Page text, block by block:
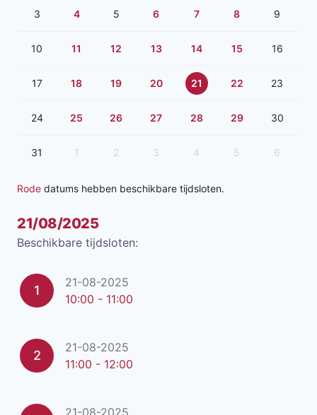
3 4 5 6 7 8 9
10 11 12 13 14 15 16
17 18 19 20 21 22 23
24 25 26 27 28 29 30
31 1 2 3 4 5 6
Rode datums hebben beschikbare tijdsloten.
21/08/2025
Beschikbare tijdsloten:
1
21-08-2025
10:00 - 11:00
2
21-08-2025
11:00 - 12:00
21-08-2025